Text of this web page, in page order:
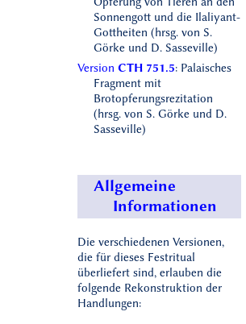
Sonnengott und die Ilaliyant-
Gottheiten (hrsg. von S.
Görke und D. Sasseville)
Version CTH 751.5: Palaisches
Fragment mit
Brotopferungsrezitation
(hrsg. von S. Görke und D.
Sasseville)
Allgemeine
Informationen
Die verschiedenen Versionen,
die für dieses Festritual
überliefert sind, erlauben die
folgende Rekonstruktion der
Handlungen: